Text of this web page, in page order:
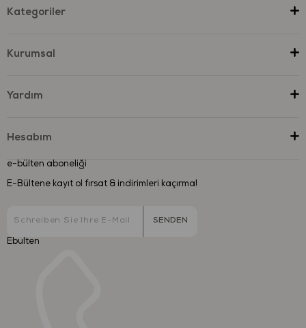
Kategoriler
Kurumsal
Yardım
Hesabım
e-bülten aboneliği
E-Bültene kayıt ol fırsat & indirimleri kaçırma!
SENDEN
Ebulten